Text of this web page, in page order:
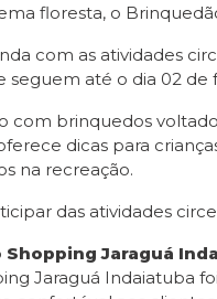
floresta, o
com as atividades
seguem até o dia 02 de
com brinquedos
dicas para
na recreação.
das atividades
Shopping Jaraguá
Jaraguá Indaiatuba